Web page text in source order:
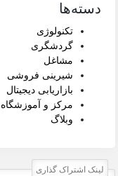
دسته‌ها
تکنولوژی
گردشگری
مشاغل
شیرینی فروشی
بازاریابی دیجیتال
مرکز و آموزشگاه
وبلاگ
لینک اشتراک گذاری